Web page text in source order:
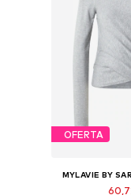
OFERTA
MYLAVIE BY